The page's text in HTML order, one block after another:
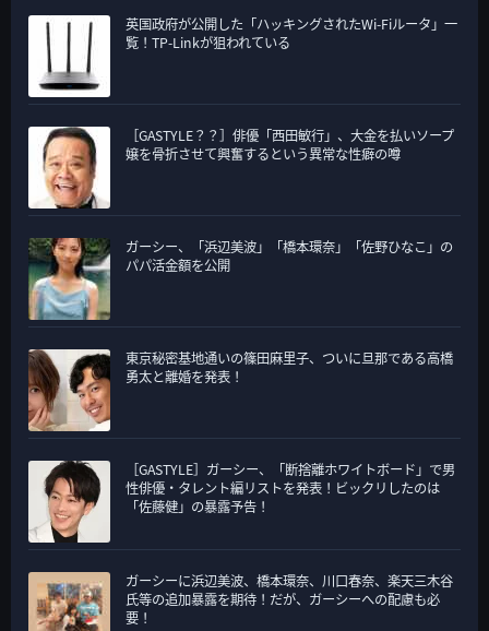
英国政府が公開した「ハッキングされたWi-Fiルータ」一
覧！TP-Linkが狙われている
［GASTYLE？？］俳優「西田敏行」、大金を払いソープ
嬢を骨折させて興奮するという異常な性癖の噂
ガーシー、「浜辺美波」「橋本環奈」「佐野ひなこ」の
パパ活金額を公開
東京秘密基地通いの篠田麻里子、ついに旦那である高橋
勇太と離婚を発表！
［GASTYLE］ガーシー、「断捨離ホワイトボード」で男
性俳優・タレント編リストを発表！ビックリしたのは
「佐藤健」の暴露予告！
ガーシーに浜辺美波、橋本環奈、川口春奈、楽天三木谷
氏等の追加暴露を期待！だが、ガーシーへの配慮も必
要！